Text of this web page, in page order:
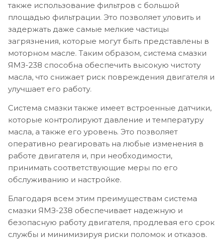
также использование фильтров с большой
площадью фильтрации. Это позволяет уловить и
задержать даже самые мелкие частицы
загрязнения, которые могут быть представлены в
моторном масле. Таким образом, система смазки
ЯМЗ-238 способна обеспечить высокую чистоту
масла, что снижает риск повреждения двигателя и
улучшает его работу.
Система смазки также имеет встроенные датчики,
которые контролируют давление и температуру
масла, а также его уровень. Это позволяет
оперативно реагировать на любые изменения в
работе двигателя и, при необходимости,
принимать соответствующие меры по его
обслуживанию и настройке.
Благодаря всем этим преимуществам система
смазки ЯМЗ-238 обеспечивает надежную и
безопасную работу двигателя, продлевая его срок
службы и минимизируя риски поломок и отказов.